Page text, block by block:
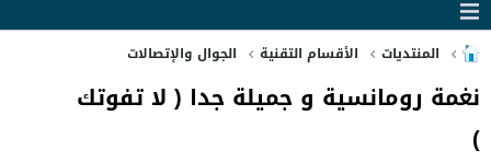
المنتديات الأقسام التقنية الجوال والإتصالات
نغمة رومانسية و جميلة جدا ( لا تفوتك
)